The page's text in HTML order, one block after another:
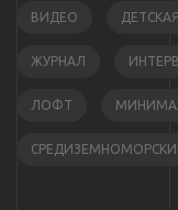
ВИДЕО ДЕТСКАЯ
ЖУРНАЛ
ЛОФТ